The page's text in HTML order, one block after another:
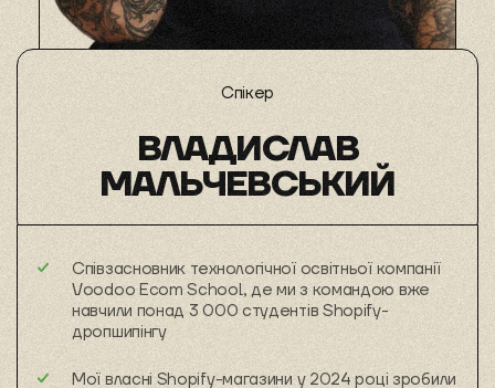
Спікер
ВЛАДИСЛАВ
МАЛЬЧЕВСЬКИЙ
Співзасновник технологічної освітньої компанії
Voodoo Ecom School, де ми з командою вже
навчили понад 3 000 студентів Shopify-
дропшипінгу
Мої власні Shopify-магазини у 2024 році зробили